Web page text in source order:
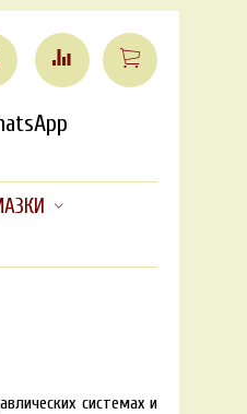
системах и